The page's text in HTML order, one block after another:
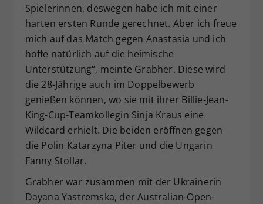
Spielerinnen, deswegen habe ich mit einer
harten ersten Runde gerechnet. Aber ich freue
mich auf das Match gegen Anastasia und ich
hoffe natürlich auf die heimische
Unterstützung“, meinte Grabher. Diese wird
die 28-Jährige auch im Doppelbewerb
genießen können, wo sie mit ihrer Billie-Jean-
King-Cup-Teamkollegin Sinja Kraus eine
Wildcard erhielt. Die beiden eröffnen gegen
die Polin Katarzyna Piter und die Ungarin
Fanny Stollar.
Grabher war zusammen mit der Ukrainerin
Dayana Yastremska, der Australian-Open-